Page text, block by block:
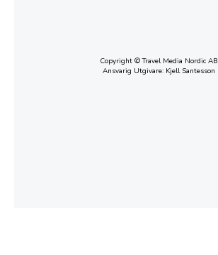
Copyright © Travel Media Nordic AB
Ansvarig Utgivare: Kjell Santesson